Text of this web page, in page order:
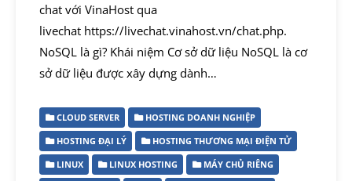
chat với VinaHost qua
livechat https://livechat.vinahost.vn/chat.php.
NoSQL là gì? Khái niệm Cơ sở dữ liệu NoSQL là cơ
sở dữ liệu được xây dựng dành…
CLOUD SERVER
HOSTING DOANH NGHIỆP
HOSTING ĐẠI LÝ
HOSTING THƯƠNG MẠI ĐIỆN TỬ
LINUX
LINUX HOSTING
MÁY CHỦ RIÊNG